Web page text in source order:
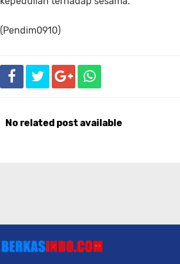
(Pendim0910)
No related post available